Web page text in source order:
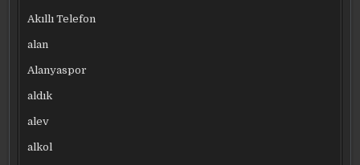
Akıllı Telefon
alan
Alanyaspor
aldık
alev
alkol